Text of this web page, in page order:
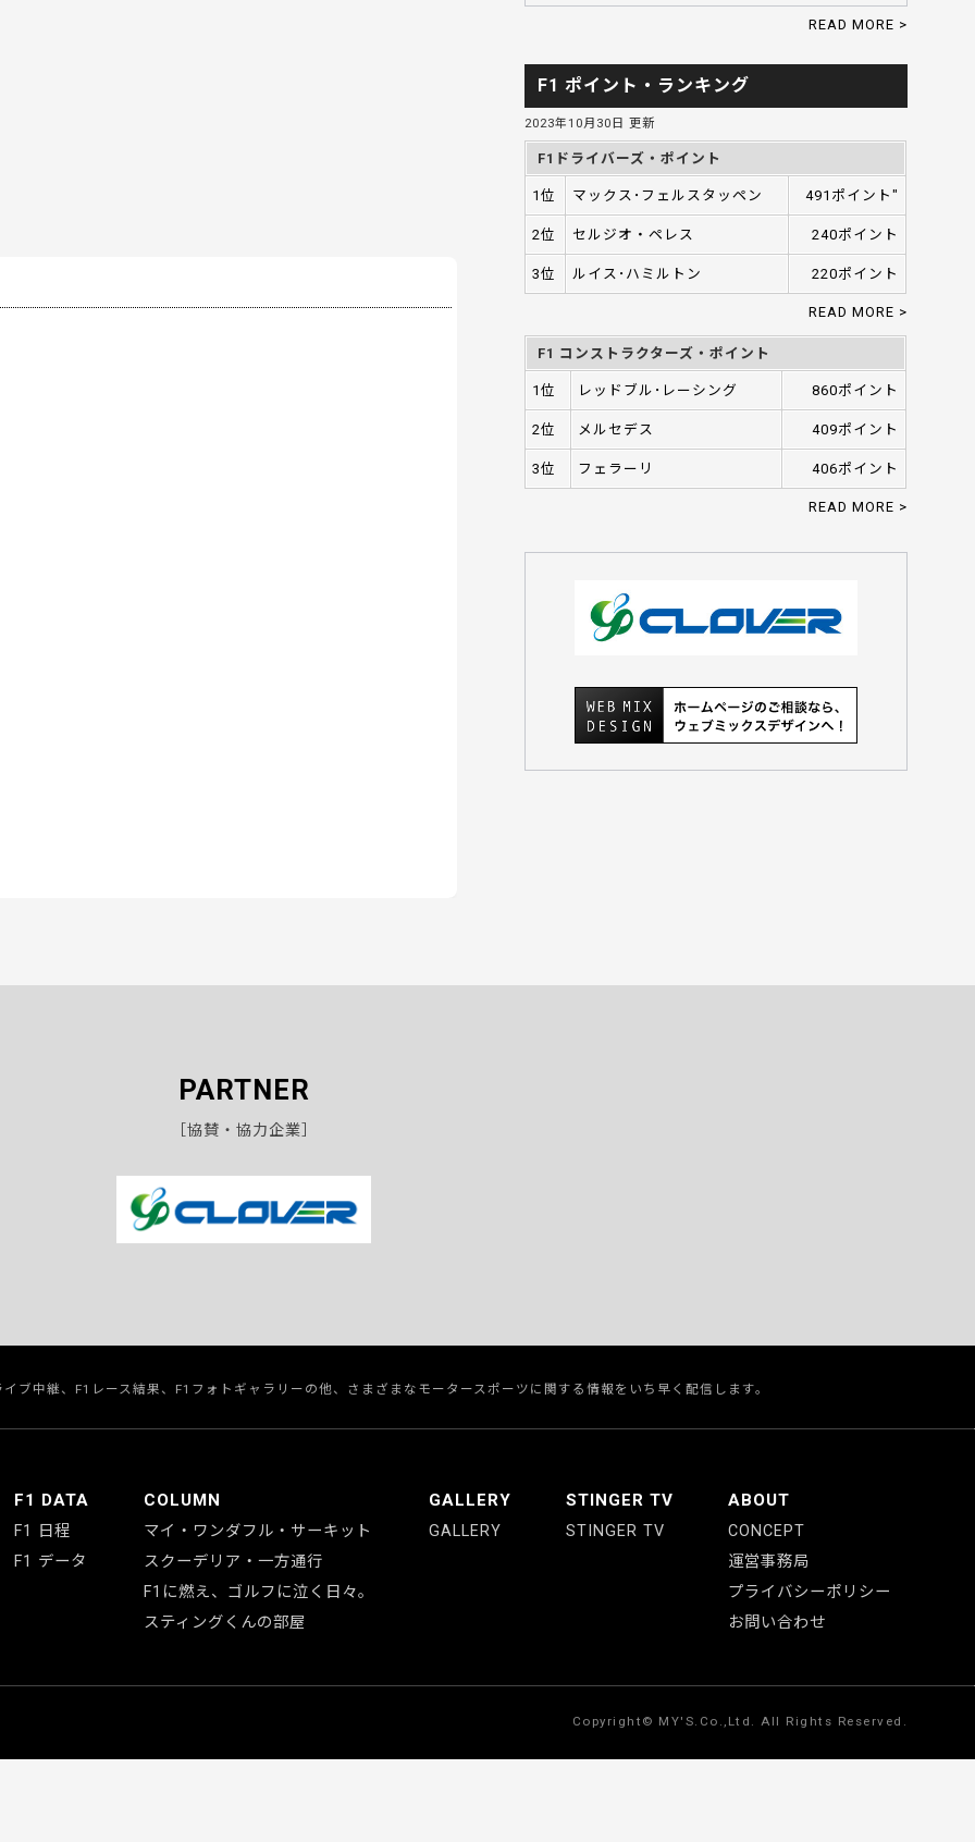
READ MORE >
F1 ポイント・ランキング
2023年10月30日 更新
F1ドライバーズ・ポイント
1位 マックス･フェルスタッペン 491ポイント"
2位 セルジオ・ペレス 240ポイント
3位 ルイス･ハミルトン 220ポイント
READ MORE >
F1 コンストラクターズ・ポイント
1位 レッドブル･レーシング 860ポイント
2位 メルセデス 409ポイント
3位 フェラーリ 406ポイント
READ MORE >
PARTNER
［協賛・協力企業］
ブ中継、F1レース結果、F1フォトギャラリーの他、さまざまなモータースポーツに関する情報をいち早く配信します。
F1 DATA
F1 日程
F1 データ
COLUMN
マイ・ワンダフル・サーキット
スクーデリア・一方通行
F1に燃え、ゴルフに泣く日々。
スティングくんの部屋
GALLERY
GALLERY
STINGER TV
STINGER TV
ABOUT
CONCEPT
運営事務局
プライバシーポリシー
お問い合わせ
Copyright© MY'S.Co.,Ltd. All Rights Reserved.